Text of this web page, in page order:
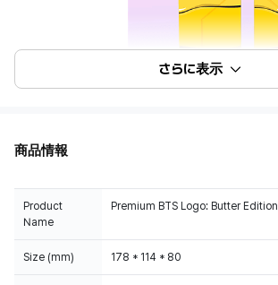
さらに表示
商品情報
Product
Name
Premium BTS Logo: Butter Edition
Size (mm) 178 * 114 * 80